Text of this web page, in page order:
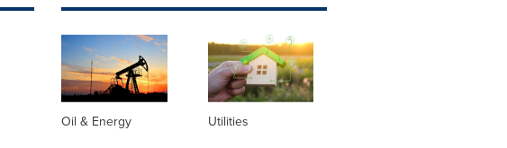
Oil & Energy Utilities